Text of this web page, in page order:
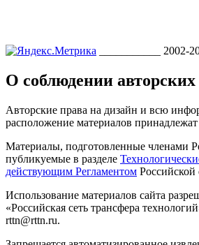
___________ 2002-
О соблюдении
Авторские права на дизайн и всю
расположение материалов
Материалы, подготовленные членами
публикуемые в разделе
действующим Регламентом Российской
Использование материалов сайта
«Российская сеть трансфера
rttn@rttn.ru.